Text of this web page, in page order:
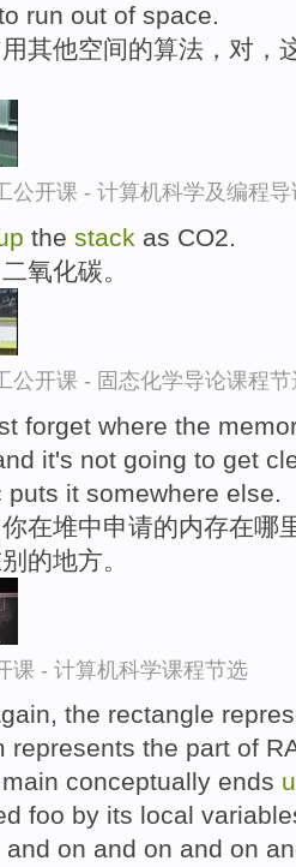
run out of space.
其他空间的算法，对，
公开课 - 计算机科学及编程
the stack as CO2.
氧化碳。
公开课 - 固态化学导论课程节
forget where the
it's not going to get
puts it somewhere else.
在堆中申请的内存在哪
的地方。
课 - 计算机科学课程节选
the rectangle
represents the part of
main conceptually ends
foo by its local
and on and on and on